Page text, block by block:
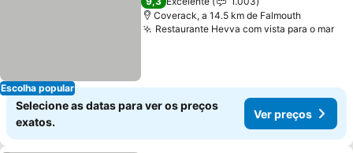
Escolha popular
Coverack, a 14.5 km de Falmouth
Restaurante Hevva com vista para o mar
Selecione as datas para ver os preços
exatos.
Ver preços